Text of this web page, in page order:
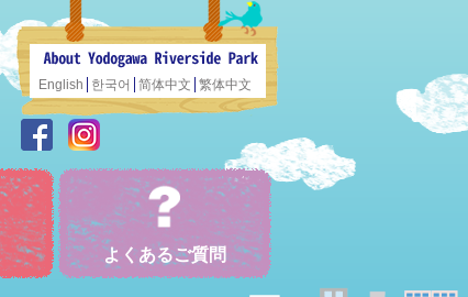
English 한국어 简体中文 繁体中文
よくあるご質問